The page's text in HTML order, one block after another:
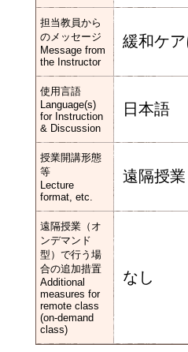
担当教員から
のメッセージ
Message from
the Instructor
緩和ケ
使用言語
Language(s)
for Instruction
& Discussion
日本語
授業開講形態
等
Lecture
format, etc.
遠隔授業
遠隔授業（オ
ンデマンド
型）で行う場
合の追加措置
Additional
measures for
remote class
(on-demand
class)
なし